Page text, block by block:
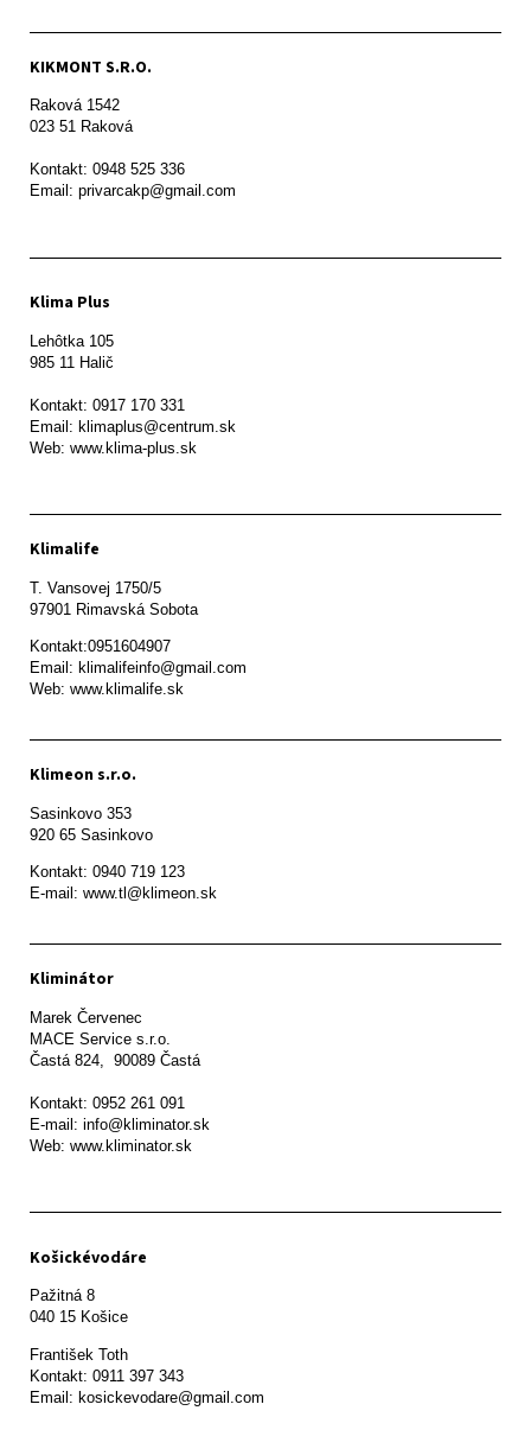
KIKMONT S.R.O.
Raková 1542
023 51 Raková
Kontakt: 0948 525 336
Email: privarcakp@gmail.com
Klima Plus
Lehôtka 105
985 11 Halič
Kontakt: 0917 170 331
Email: klimaplus@centrum.sk
Klimalife
T. Vansovej 1750/5
97901 Rimavská Sobota
Kontakt:0951604907
Email: klimalifeinfo@gmail.com
Web: www.klimalife.sk
Klimeon s.r.o.
Sasinkovo 353
920 65 Sasinkovo
Kontakt: 0940 719 123
E-mail: www.tl@klimeon.sk
Kliminátor
Marek Červenec
MACE Service s.r.o.
Častá 824,  90089 Častá
Kontakt: 0952 261 091
E-mail: info@kliminator.sk
Web: www.kliminator.sk
Košickévodáre
Pažitná 8
František Toth
Kontakt: 0911 397 343
Email: kosickevodare@gmail.com